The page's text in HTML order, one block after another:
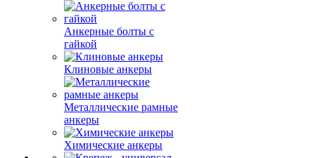
Анкерные болты с
гайкой
Клиновые анкеры
Металлические рамные
анкеры
Химические анкеры